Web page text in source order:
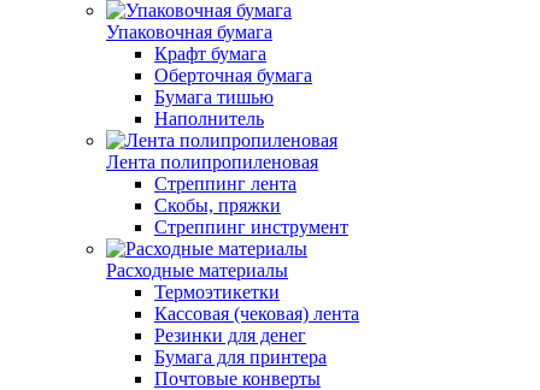
Упаковочная бумага
Крафт бумага
Оберточная бумага
Бумага тишью
Наполнитель
Лента полипропиленовая
Стреппинг лента
Скобы, пряжки
Стреппинг инструмент
Расходные материалы
Термоэтикетки
Кассовая (чековая) лента
Резинки для денег
Бумага для принтера
Почтовые конверты